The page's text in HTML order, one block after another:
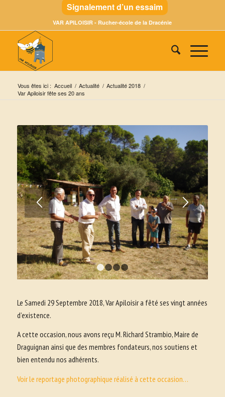
Signalement d’un essaim
VAR APILOISIR - Rucher-école de la Dracénie
Vous êtes ici : Accueil / Actualité / Actualité 2018 /
Var Apiloisir fête ses 20 ans
1 2 3 4
Le Samedi 29 Septembre 2018, Var Apiloisir a fêté ses vingt années
d’existence.
A cette occasion, nous avons reçu M. Richard Strambio, Maire de
Draguignan ainsi que des membres fondateurs, nos soutiens et
bien entendu nos adhérents.
Voir le reportage photographique réalisé à cette occasion…